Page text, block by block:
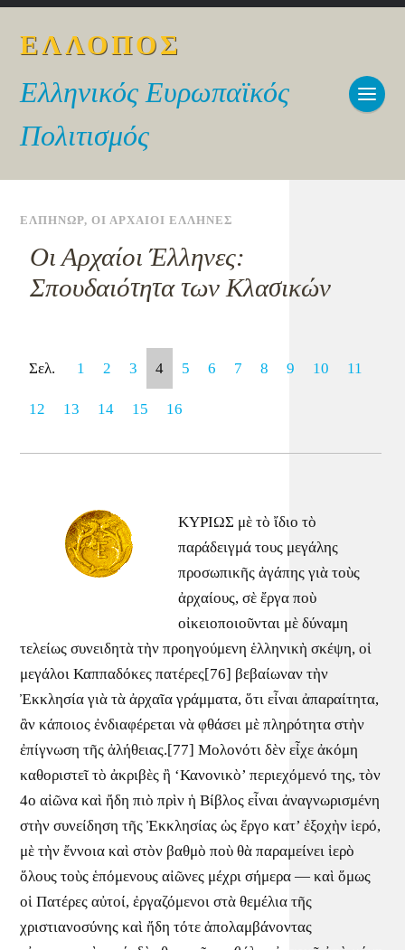
ΕΛΛΟΠΟΣ
Ελληνικός Ευρωπαϊκός
Πολιτισμός
ΕΛΠΗΝΩΡ,ΟΙ ΑΡΧΑΙΟΙ ΕΛΛΗΝΕΣ
Οι Αρχαίοι Έλληνες:
Σπουδαιότητα των Κλασικών
Σελ. 1 2 3 4 5 6 7 8 9 10 11
12 13 14 15 16
ΚΥΡΙΩΣ μὲ τὸ ἴδιο τὸ
παράδειγμά τους μεγάλης
προσωπικῆς ἀγάπης γιὰ τοὺς
ἀρχαίους, σὲ ἔργα ποὺ
οἰκειοποιοῦνται μὲ δύναμη
τελείως συνειδητὰ τὴν προηγούμενη ἑλληνικὴ σκέψη, οἱ
μεγάλοι Καππαδόκες πατέρες[76] βεβαίωναν τὴν
Ἐκκλησία γιὰ τὰ ἀρχαῖα γράμματα, ὅτι εἶναι ἀπαραίτητα,
ἂν κάποιος ἐνδιαφέρεται νὰ φθάσει μὲ πληρότητα στὴν
ἐπίγνωση τῆς ἀλήθειας.[77] Μολονότι δὲν εἶχε ἀκόμη
καθοριστεῖ τὸ ἀκριβὲς ἢ ‘Κανονικὸ’ περιεχόμενό της, τὸν
4ο αἰῶνα καὶ ἤδη πιὸ πρὶν ἡ Βίβλος εἶναι ἀναγνωρισμένη
στὴν συνείδηση τῆς Ἐκκλησίας ὡς ἔργο κατ’ ἐξοχὴν ἱερό,
μὲ τὴν ἔννοια καὶ στὸν βαθμὸ ποὺ θὰ παραμείνει ἱερὸ
ὅλους τοὺς ἑπόμενους αἰῶνες μέχρι σήμερα — καὶ ὅμως
οἱ Πατέρες αὐτοί, ἐργαζόμενοι στὰ θεμέλια τῆς
χριστιανοσύνης καὶ ἤδη τότε ἀπολαμβάνοντας